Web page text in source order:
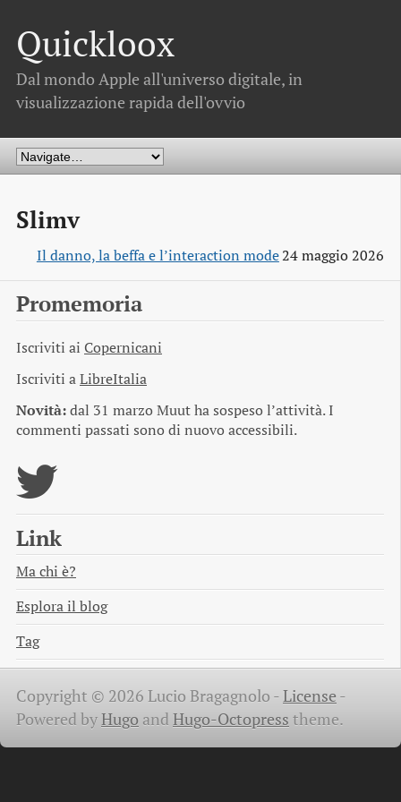
Quickloox
Dal mondo Apple all'universo digitale, in
visualizzazione rapida dell'ovvio
Slimv
Il danno, la beffa e l’interaction mode24 maggio 2026
Promemoria
Iscriviti ai Copernicani
Iscriviti aLibreItalia
Novità:dal 31 marzo Muut ha sospeso l’attività. I
commenti passati sono di nuovo accessibili.
Link
Ma chi è?
Esplora il blog
Tag
Copyright © 2026 Lucio Bragagnolo -License -
Powered byHugo and Hugo-Octopress theme.